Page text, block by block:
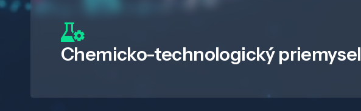
Chemicko-technologický priemysel